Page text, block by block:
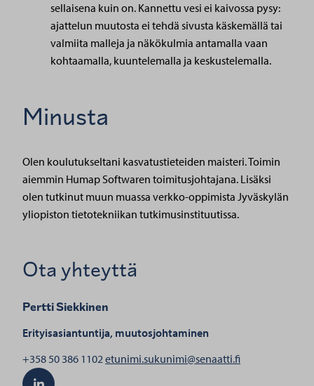
sellaisena kuin on. Kannettu vesi ei kaivossa pysy:
ajattelun muutosta ei tehdä sivusta käskemällä tai
valmiita malleja ja näkökulmia antamalla vaan
kohtaamalla, kuuntelemalla ja keskustelemalla.
Minusta
Olen koulutukseltani kasvatustieteiden maisteri. Toimin
aiemmin Humap Softwaren toimitusjohtajana. Lisäksi
olen tutkinut muun muassa verkko-oppimista Jyväskylän
yliopiston tietotekniikan tutkimusinstituutissa.
Ota yhteyttä
Pertti Siekkinen
Erityisasiantuntija, muutosjohtaminen
+358 50 386 1102etunimi.sukunimi@senaatti.fihenkilölle